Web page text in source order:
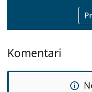
Komentari